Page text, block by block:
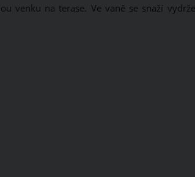
venku na terase. Ve vaně se snaží